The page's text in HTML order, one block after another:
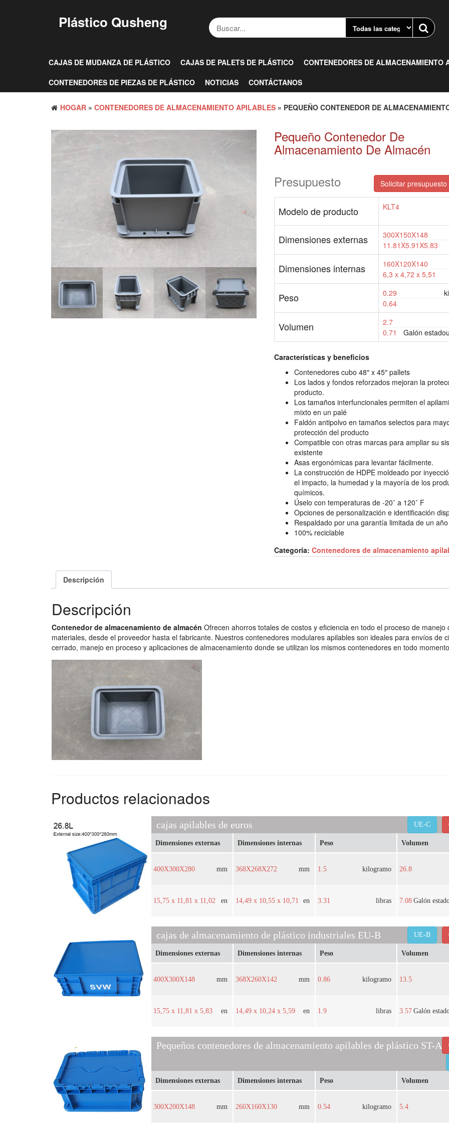
Plástico Qusheng
CAJAS DE MUDANZA DE PLÁSTICO CAJAS DE PALETS DE PLÁSTICO CONTENEDORES DE ALMACENAMIENTO
CONTENEDORES DE PIEZAS DE PLÁSTICO
NOTICIAS CONTÁCTANOS
HOGAR » CONTENEDORES DE ALMACENAMIENTO APILABLES » PEQUEÑO CONTENEDOR DE
Pequeño Contenedor De
Almacenamiento De Almacén
Presupuesto
Solicitar presupuesto
Modelo de producto KLT4
Dimensiones externas 300X150X148
11.81X5.91X5.83
Dimensiones internas 160X120X140
6,3 x 4,72 x 5,51
Peso 0.29
0.64
Volumen 2.7
0.71
Galón
Características y beneficios
Contenedores cubo 48″ x 45″ pallets
Los lados y fondos reforzados mejoran la
producto.
Los tamaños interfuncionales permiten el
mixto en un palé
Faldón antipolvo en tamaños selectos para
protección del producto
Compatible con otras marcas para ampliar su
existente
Asas ergonómicas para levantar fácilmente.
La construcción de HDPE moldeado por
el impacto, la humedad y la mayoría de los
químicos.
Úselo con temperaturas de -20˚ a 120˚ F
Opciones de personalización e identificación
Respaldado por una garantía limitada de un año
100% reciclable
Categoría: Contenedores de almacenamiento
Descripción
Descripción
Contenedor de almacenamiento de almacén Ofrecen ahorros totales de costos y eficiencia en todo el proceso de manejo
materiales, desde el proveedor hasta el fabricante. Nuestros contenedores modulares apilables son ideales para envíos de
cerrado, manejo en proceso y aplicaciones de almacenamiento donde se utilizan los mismos contenedores en todo
Productos relacionados
cajas apilables de euros UE-C
Dimensiones externas
400X300X280 mm
15,75 x 11,81 x 11,02 en
Dimensiones internas
368X268X272 mm
14,49 x 10,55 x 10,71 en
Peso
1.5 kilogramo
3.31 libras
Volumen
26.8
7.08 Galón
cajas de almacenamiento de plástico industriales EU-B UE-B
Dimensiones externas
400X300X148 mm
15,75 x 11,81 x 5,83 en
Dimensiones internas
368X260X142 mm
14,49 x 10,24 x 5,59 en
Peso
0.86 kilogramo
1.9 libras
Volumen
13.5
3.57 Galón
Pequeños contenedores de almacenamiento apilables de plástico ST-A
Dimensiones externas
300X200X148 mm
Dimensiones internas
260X160X130 mm
Peso
0.54 kilogramo
Volumen
5.4